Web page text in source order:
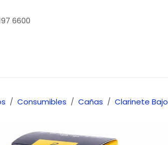
6600
Consumibles Cañas Clarinete Bajo